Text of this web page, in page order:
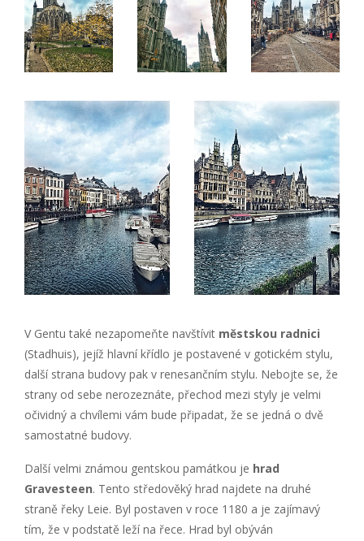
V Gentu také nezapomeňte navštívit městskou radnici
(Stadhuis), jejíž hlavní křídlo je postavené v gotickém stylu,
další strana budovy pak v renesančním stylu. Nebojte se, že
strany od sebe nerozeznáte, přechod mezi styly je velmi
očividný a chvílemi vám bude připadat, že se jedná o dvě
samostatné budovy.
Další velmi známou gentskou památkou je hrad
Gravesteen. Tento středověký hrad najdete na druhé
straně řeky Leie. Byl postaven v roce 1180 a je zajímavý
tím, že v podstatě leží na řece. Hrad byl obýván